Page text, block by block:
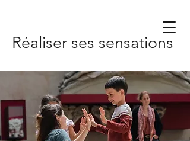
Réaliser ses sensations